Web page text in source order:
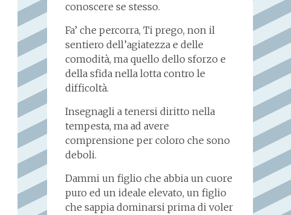
conoscere se stesso.
Fa’ che percorra, Ti prego, non il
sentiero dell’agiatezza e delle
comodità, ma quello dello sforzo e
della sfida nella lotta contro le
difficoltà.
Insegnagli a tenersi diritto nella
tempesta, ma ad avere
comprensione per coloro che sono
deboli.
Dammi un figlio che abbia un cuore
puro ed un ideale elevato, un figlio
che sappia dominarsi prima di voler